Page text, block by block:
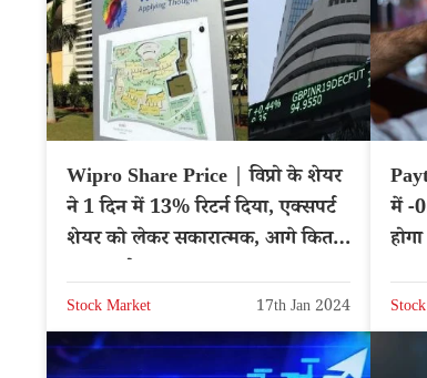
Wipro Share Price | विप्रो के शेयर
ने 1 दिन में 13% रिटर्न दिया, एक्सपर्ट
शेयर को लेकर सकारात्मक, आगे कितना
Stock Market 17th Jan 2024
में -